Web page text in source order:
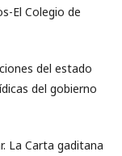
El Colegio de
del estado
del gobierno
La Carta gaditana